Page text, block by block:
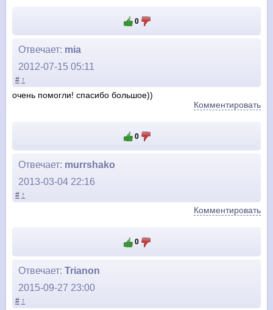
0
Отвечает: mia
2012-07-15 05:11
# ↑
очень помогли! спасибо большое))
Комментировать
0
Отвечает: murrshako
2013-03-04 22:16
# ↑
Комментировать
0
Отвечает: Trianon
2015-09-27 23:00
# ↑